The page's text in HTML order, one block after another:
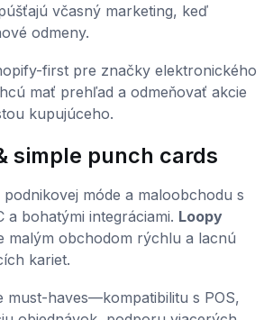
včasný marketing, keď
odmeny.
first pre značky elektronického
mať prehľad a odmeňovať akcie
kupujúceho.
simple punch cards
móde a maloobchodu s
a bohatými integráciami. Loopy
malým obchodom rýchlu a lacnú
kariet.
must-haves—kompatibilitu s POS,